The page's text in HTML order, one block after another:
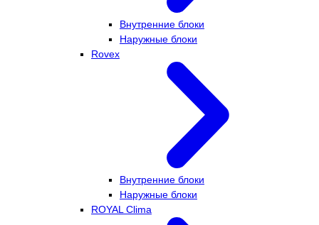
Внутренние блоки
Наружные блоки
Rovex
Внутренние блоки
Наружные блоки
ROYAL Clima